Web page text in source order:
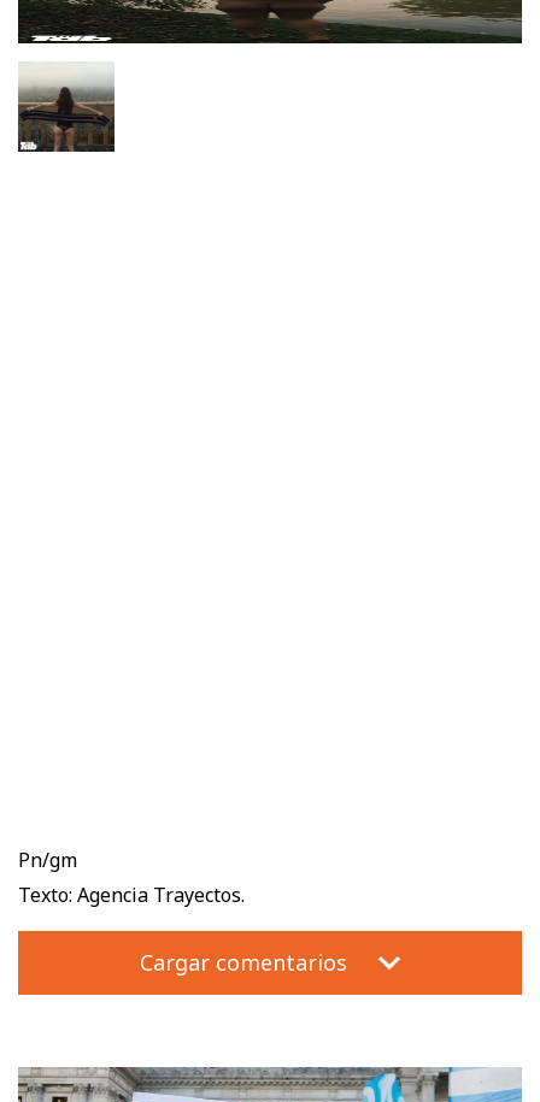
Pn/gm
Texto: Agencia Trayectos.
Cargar comentarios